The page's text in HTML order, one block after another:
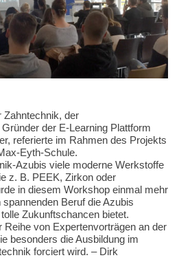
Zahntechnik, der
der E-Learning Plattform
referierte im Rahmen des Projekts
Eyth-Schule.
Azubis viele moderne Werkstoffe
z. B. PEEK, Zirkon oder
in diesem Workshop einmal mehr
Beruf die Azubis
Zukunftschancen bietet.
Reihe von Expertenvorträgen an der
besonders die Ausbildung im
forciert wird. – Dirk